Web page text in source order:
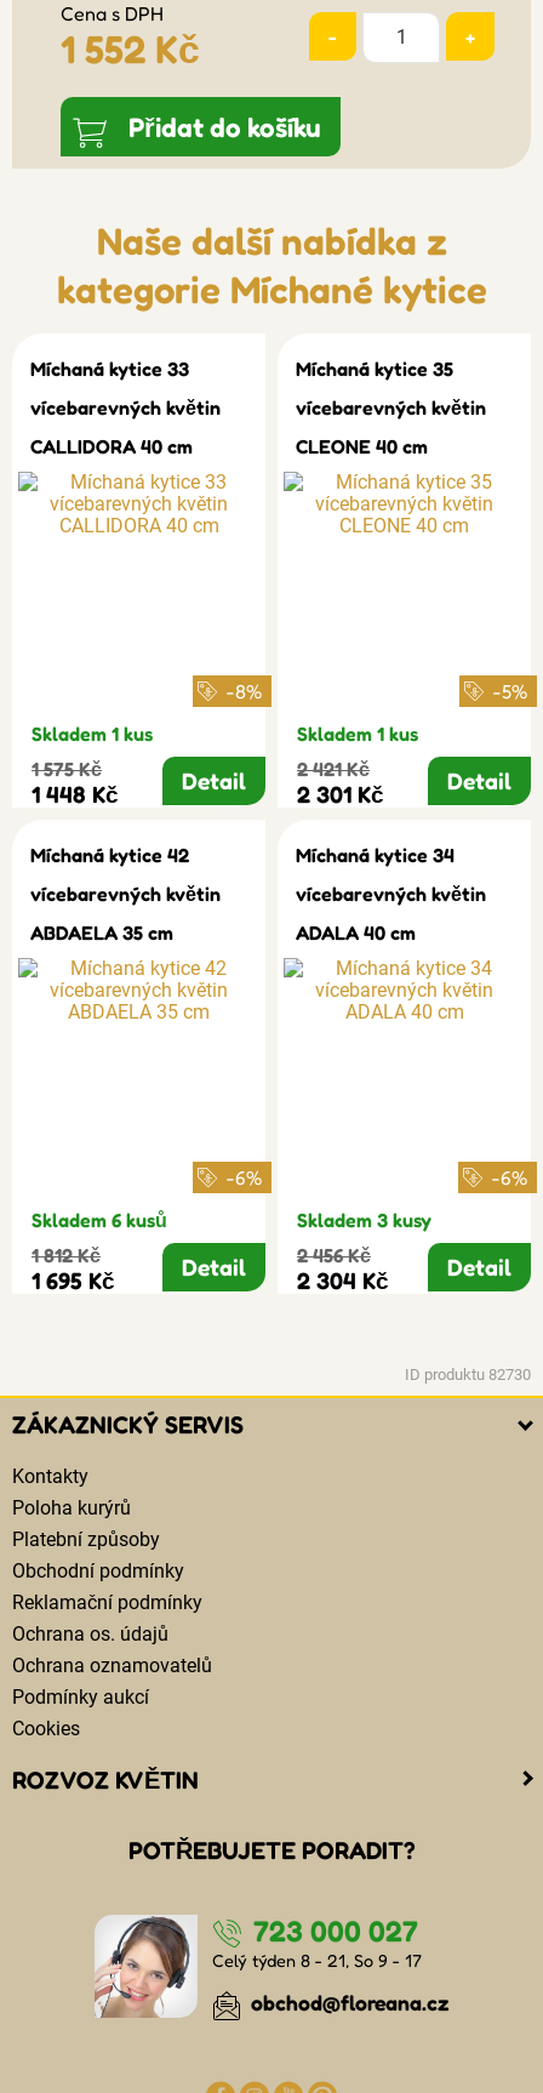
Cena s DPH
1 552 Kč - +
Přidat do košíku
Naše další nabídka z
kategorie Míchané kytice
Míchaná kytice 33
vícebarevných květin
CALLIDORA 40 cm
-8%
Skladem 1 kus
1 575 Kč
1 448 Kč Detail
Míchaná kytice 35
vícebarevných květin
CLEONE 40 cm
-5%
Skladem 1 kus
2 421 Kč
2 301 Kč Detail
Míchaná kytice 42
vícebarevných květin
ABDAELA 35 cm
-6%
Skladem 6 kusů
1 812 Kč
1 695 Kč Detail
Míchaná kytice 34
vícebarevných květin
ADALA 40 cm
-6%
Skladem 3 kusy
2 456 Kč
2 304 Kč Detail
ID produktu 82730
ZÁKAZNICKÝ SERVIS
Kontakty
Poloha kurýrů
Platební způsoby
Obchodní podmínky
Reklamační podmínky
Ochrana os. údajů
Ochrana oznamovatelů
Podmínky aukcí
Cookies
ROZVOZ KVĚTIN
Kam doručujeme květiny
Cena za doručení květin
Doručení květin sledujete online
Kdo jsou lidé, kteří doručují kytice
Odkud květiny doručujeme
POTŘEBUJETE PORADIT?
723 000 027
Celý týden 8 - 21, So 9 - 17
obchod@floreana.cz